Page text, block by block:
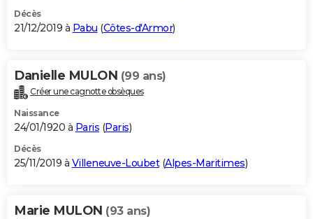
Décès
21/12/2019 à Pabu (Côtes-d'Armor)
Danielle MULON (99 ans)
Créer une cagnotte obsèques
Naissance
24/01/1920 à Paris (Paris)
Décès
25/11/2019 à Villeneuve-Loubet(Alpes-Maritimes)
Marie MULON (93 ans)